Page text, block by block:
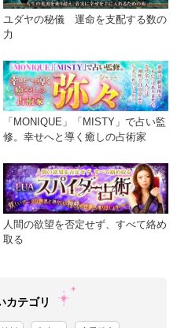
ユダヤの秘儀 運命を支配する数の
力
「MONIQUE」「MISTY」で占い監
修。幸せへと導く癒しの占術家
人間の欲望を否定せず、すべて絡め
取る
カテゴリ